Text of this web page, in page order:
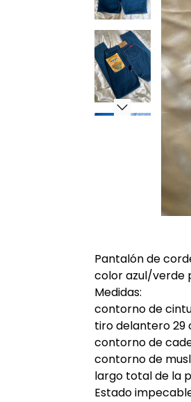
Pantalón de
color azul/verde
Medidas:
contorno de
tiro delantero
contorno de
contorno de
largo total de la
Estado